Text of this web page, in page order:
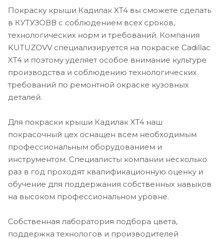
Покраску крыши Кадилак XT4 вы сможете сделать
в КУТУЗОВВ с соблюдением всех сроков,
технологических норм и требований. Компания
KUTUZOVV специализируется на покраске Cadillac
XT4 и поэтому уделяет особое внимание культуре
производства и соблюдению технологических
требований по ремонтной окраске кузовных
деталей.
Для покраски крыши Кадилак XT4 наш
покрасочный цех оснащен всем необходимым
профессиональным оборудованием и
инструментом. Специалисты компании несколько
раз в год проходят квалификационную оценку и
обучение для поддержания собственных навыков
на высоком профессиональном уровне.
Собственная лаборатория подбора цвета,
поддержка технологов и производителей